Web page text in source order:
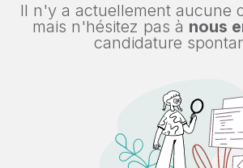
Il n'y a actuellement aucune
mais n'hésitez pas à nous
candidature